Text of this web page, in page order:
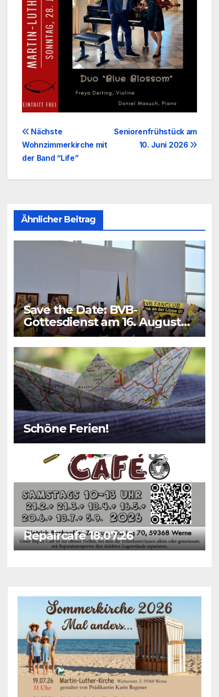
Beitragsnavigation
Seniorenfrühstück am
10. Juni 2026
Nächste
Wohnzimmerkirche mit
der Band “Life”
Ähnlicher Beitrag
Save the Date: BVB-
Gottesdienst am 16. August
2026
Schöne Ferien!
Repaircafé 18.07.26